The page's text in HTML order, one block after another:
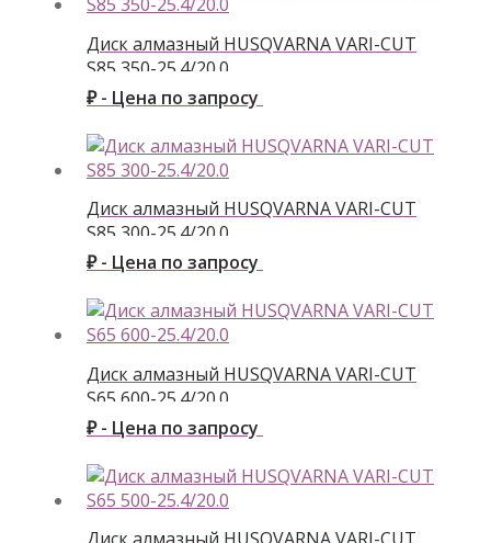
Диск алмазный HUSQVARNA VARI-CUT
S85 350-25.4/20.0
₽ - Цена по запросу
Диск алмазный HUSQVARNA VARI-CUT
S85 300-25.4/20.0
₽ - Цена по запросу
Диск алмазный HUSQVARNA VARI-CUT
S65 600-25.4/20.0
₽ - Цена по запросу